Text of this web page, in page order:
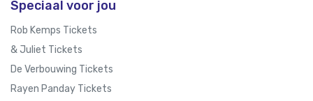
Speciaal voor jou
Rob Kemps Tickets
& Juliet Tickets
De Verbouwing Tickets
Rayen Panday Tickets